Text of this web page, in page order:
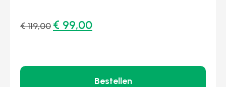
€119,00 € 99,00
Bestellen